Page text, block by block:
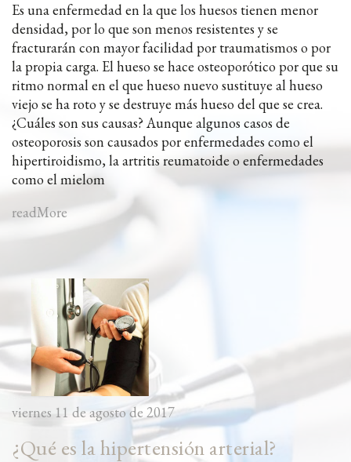
Es una enfermedad en la que los huesos tienen menor
densidad, por lo que son menos resistentes y se
fracturarán con mayor facilidad por traumatismos o por
la propia carga. El hueso se hace osteoporótico por que su
ritmo normal en el que hueso nuevo sustituye al hueso
viejo se ha roto y se destruye más hueso del que se crea.
¿Cuáles son sus causas? Aunque algunos casos de
osteoporosis son causados por enfermedades como el
hipertiroidismo, la artritis reumatoide o enfermedades
como el mielom
readMore
viernes 11 de agosto de 2017
¿Qué es la hipertensión arterial?